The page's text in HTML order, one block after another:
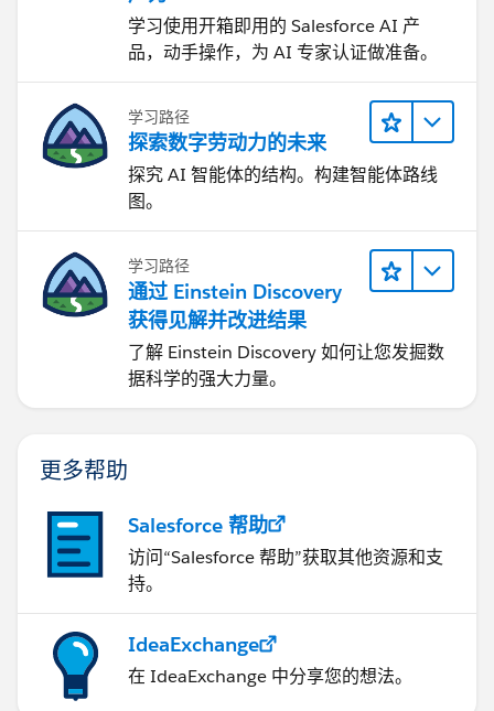
学习使用开箱即用的 Salesforce AI 产
品，动手操作，为 AI 专家认证做准备。
学习路径
探索数字劳动力的未来
探究 AI 智能体的结构。构建智能体路线
图。
学习路径
通过 Einstein Discovery
获得见解并改进结果
了解 Einstein Discovery 如何让您发掘数
据科学的强大力量。
更多帮助
Salesforce 帮助
访问“Salesforce 帮助”获取其他资源和支
持。
IdeaExchange
在 IdeaExchange 中分享您的想法。